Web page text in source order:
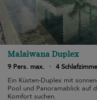
Malaiwana Duplex
9 Pers. max.
· 4
Ein Küsten-Duplex mit
Pool und Panoramablick auf
Komfort suchen.